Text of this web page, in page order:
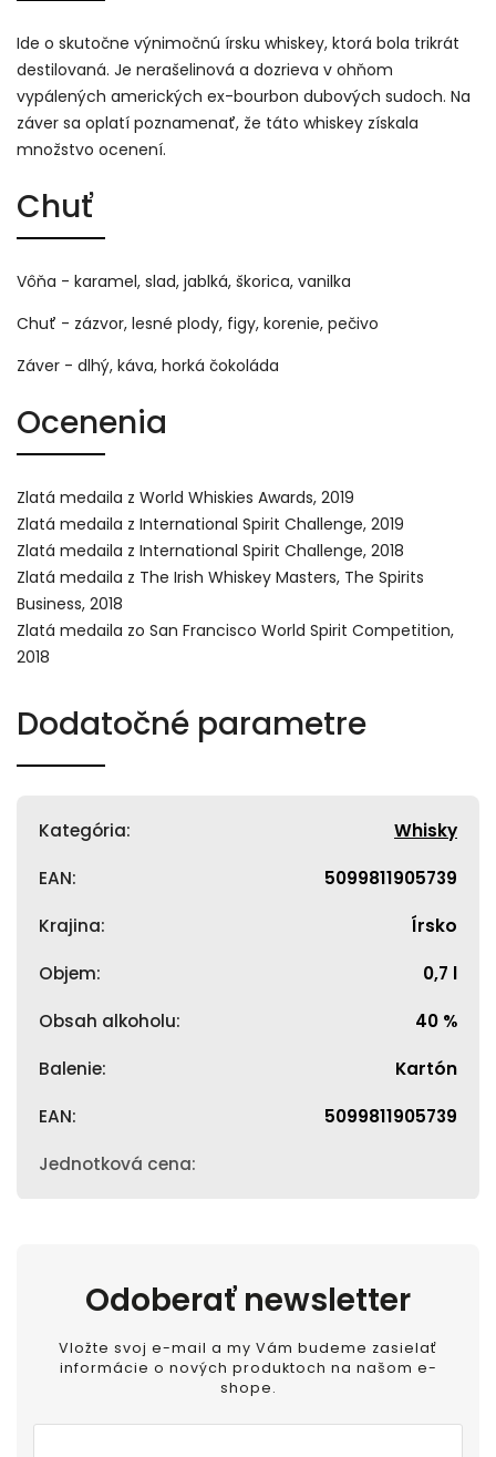
Ide o skutočne výnimočnú írsku whiskey, ktorá bola trikrát
destilovaná. Je nerašelinová a dozrieva v ohňom
vypálených amerických ex-bourbon dubových sudoch. Na
záver sa oplatí poznamenať, že táto whiskey získala
množstvo ocenení.
Chuť
Vôňa - karamel, slad, jablká, škorica, vanilka
Chuť - zázvor, lesné plody, figy, korenie, pečivo
Záver - dlhý, káva, horká čokoláda
Ocenenia
Zlatá medaila z World Whiskies Awards, 2019
Zlatá medaila z International Spirit Challenge, 2019
Zlatá medaila z International Spirit Challenge, 2018
Zlatá medaila z The Irish Whiskey Masters, The Spirits
Business, 2018
Zlatá medaila zo San Francisco World Spirit Competition,
2018
Dodatočné parametre
Kategória: Whisky
EAN: 5099811905739
Krajina: Írsko
Objem: 0,7 l
Obsah alkoholu: 40 %
Balenie: Kartón
EAN: 5099811905739
Jednotková cena:
Odoberať newsletter
Vložte svoj e-mail a my Vám budeme zasielať
informácie o nových produktoch na našom e-
shope.